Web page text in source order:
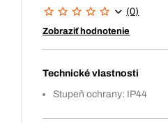
(0)
Zobraziť hodnotenie
Technické vlastnosti
Stupeň ochrany: IP44